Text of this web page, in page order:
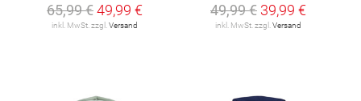
65,99 €49,99 €
inkl. MwSt. zzgl. Versand
49,99 € 39,99 €
inkl. MwSt. zzgl. Versand